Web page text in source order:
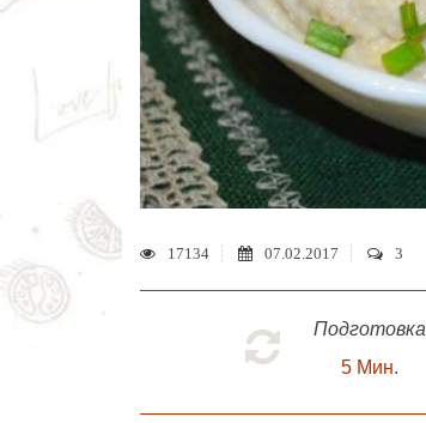
17134 07.02.2017 3
Подготовка
5 Мин.